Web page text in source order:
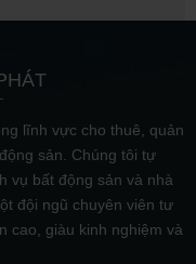
lĩnh vực cho thuê, quản
sản. Chúng tôi tự
vụ bất động sản và nhà
đội ngũ chuyên viên tư
cao, giàu kinh nghiệm và